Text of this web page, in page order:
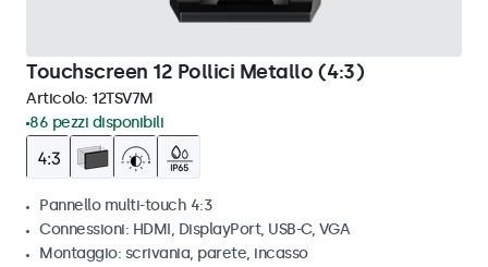
Touchscreen 12 Pollici Metallo (4:3)
Articolo: 12TSV7M
86 pezzi disponibili
Pannello multi-touch 4:3
Connessioni: HDMI, DisplayPort, USB-C, VGA
Montaggio: scrivania, parete, incasso